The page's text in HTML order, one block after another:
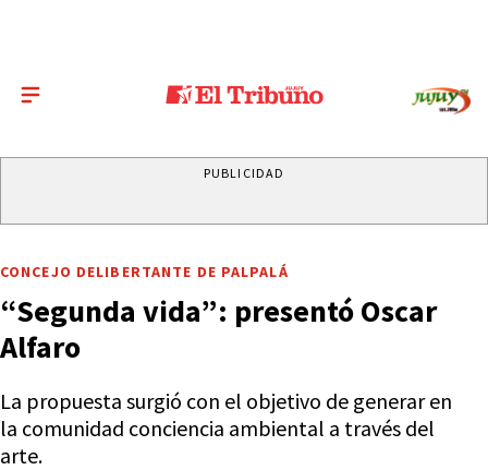
PUBLICIDAD
CONCEJO DELIBERTANTE DE PALPALÁ
“Segunda vida”: presentó Oscar
Alfaro
La propuesta surgió con el objetivo de generar en
la comunidad conciencia ambiental a través del
arte.